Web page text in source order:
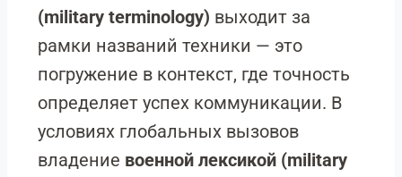
(military terminology) выходит за
рамки названий техники — это
погружение в контекст, где точность
определяет успех коммуникации. В
условиях глобальных вызовов
владение военной лексикой (military